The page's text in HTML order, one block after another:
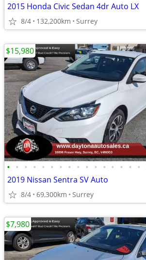
2015 Honda Civic Sedan 4dr Auto LX
8/4 132,200km Surrey
• • • • • • • • • • • • • • • •
2019 Nissan Sentra SV Auto
8/4 69,300km Surrey
$15,980
$7,980